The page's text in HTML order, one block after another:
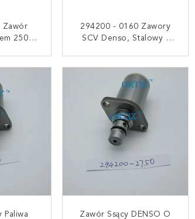
Zawór
250G
TERAZ
294200 - 0160 Zawory
SCV Denso, Stalowy /
Navara
SKONTAKTUJ SIĘ TERAZ
Paliwa
Zawór Ssący DENSO O